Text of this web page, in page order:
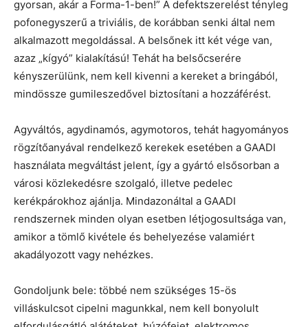
gyorsan, akár a Forma-1-ben!” A defektszerelést tényleg
pofonegyszerű a triviális, de korábban senki által nem
alkalmazott megoldással. A belsőnek itt két vége van,
azaz „kígyó” kialakítású! Tehát ha belsőcserére
kényszerülünk, nem kell kivenni a kereket a bringából,
mindössze gumileszedővel biztosítani a hozzáférést.
Agyváltós, agydinamós, agymotoros, tehát hagyományos
rögzítőanyával rendelkező kerekek esetében a GAADI
használata megváltást jelent, így a gyártó elsősorban a
városi közlekedésre szolgaló, illetve pedelec
kerékpárokhoz ajánlja. Mindazonáltal a GAADI
rendszernek minden olyan esetben létjogosultsága van,
amikor a tömlő kivétele és behelyezése valamiért
akadályozott vagy nehézkes.
Gondoljunk bele: többé nem szükséges 15-ös
villáskulcsot cipelni magunkkal, nem kell bonyolult